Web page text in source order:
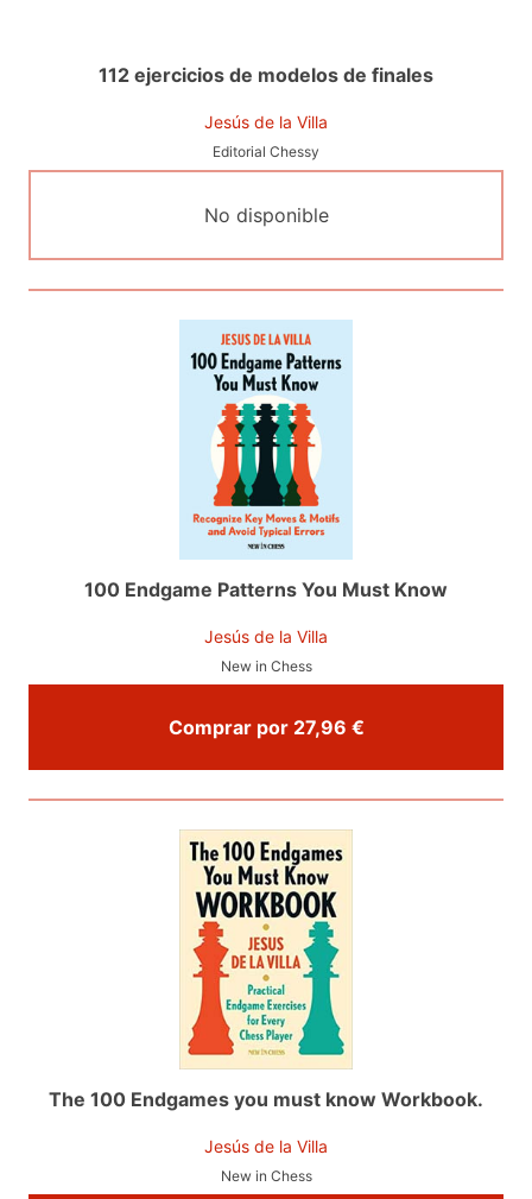
112 ejercicios de modelos de finales
Jesús de la Villa
Editorial Chessy
No disponible
100 Endgame Patterns You Must Know
Jesús de la Villa
New in Chess
Comprar por 27,96 €
The 100 Endgames you must know Workbook.
Jesús de la Villa
New in Chess